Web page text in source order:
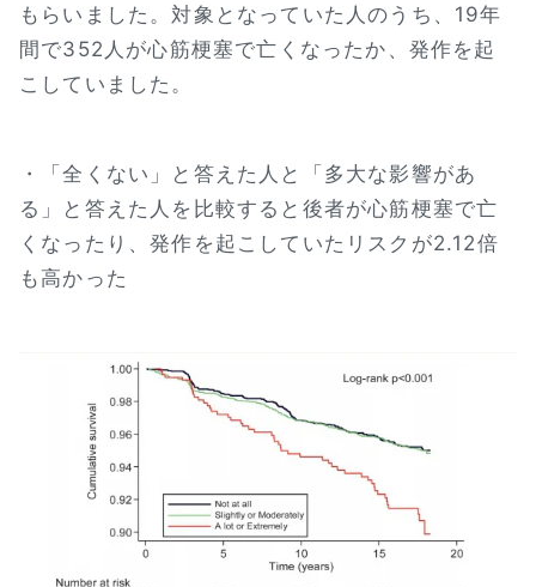
もらいました。対象となっていた人のうち、19年
間で352人が心筋梗塞で亡くなったか、発作を起
こしていました。
・「全くない」と答えた人と「多大な影響があ
る」と答えた人を比較すると後者が心筋梗塞で亡
くなったり、発作を起こしていたリスクが2.12倍
も高かった